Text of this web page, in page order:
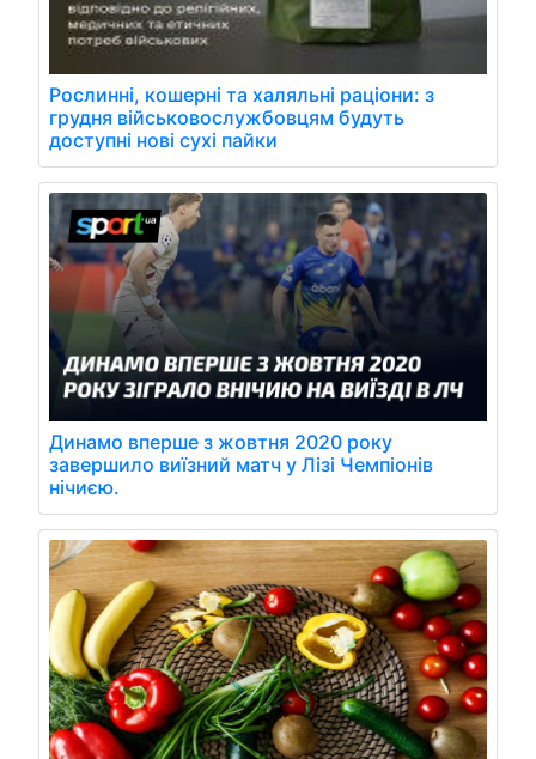
Рослинні, кошерні та халяльні раціони: з
грудня військовослужбовцям будуть
доступні нові сухі пайки
Динамо вперше з жовтня 2020 року
завершило виїзний матч у Лізі Чемпіонів
нічиєю.